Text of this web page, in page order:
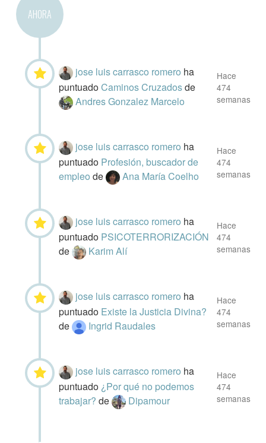
AHORA
jose luis carrasco romero ha
puntuadoCaminos Cruzadosde
Andres Gonzalez Marcelo
Hace
474
semanas
jose luis carrasco romero ha
puntuado Profesión, buscador de
empleode Ana María Coelho
Hace
474
semanas
jose luis carrasco romero ha
puntuado PSICOTERRORIZACIÓN
de
Karim Alí
Hace
474
semanas
jose luis carrasco romero ha
puntuado Existe la Justicia Divina?
de
Ingrid Raudales
Hace
474
semanas
jose luis carrasco romero ha
puntuado ¿Por qué no podemos
trabajar?de Dipamour
Hace
474
semanas